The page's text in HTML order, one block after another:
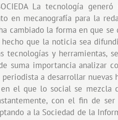
La tecnología
en mecanografía para la
cambiado la forma en que
que la noticia sea
tecnologías y
suma importancia
a desarrollar
el que lo social se
con el fin de
a la Sociedad de la